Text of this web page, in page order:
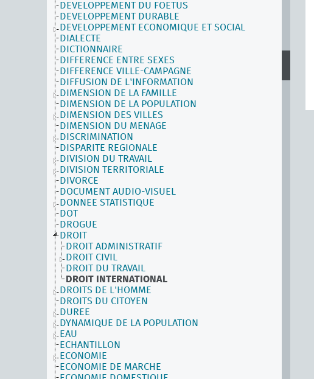
DEVELOPPEMENT DU FOETUS
DEVELOPPEMENT DURABLE
DEVELOPPEMENT ECONOMIQUE ET SOCIAL
DIALECTE
DICTIONNAIRE
DIFFERENCE ENTRE SEXES
DIFFERENCE VILLE-CAMPAGNE
DIFFUSION DE L'INFORMATION
DIMENSION DE LA FAMILLE
DIMENSION DE LA POPULATION
DIMENSION DES VILLES
DIMENSION DU MENAGE
DISCRIMINATION
DISPARITE REGIONALE
DIVISION DU TRAVAIL
DIVISION TERRITORIALE
DIVORCE
DOCUMENT AUDIO-VISUEL
DONNEE STATISTIQUE
DOT
DROGUE
DROIT
DROIT ADMINISTRATIF
DROIT CIVIL
DROIT DU TRAVAIL
DROIT INTERNATIONAL
DROITS DE L'HOMME
DROITS DU CITOYEN
DUREE
DYNAMIQUE DE LA POPULATION
EAU
ECHANTILLON
ECONOMIE
ECONOMIE DE MARCHE